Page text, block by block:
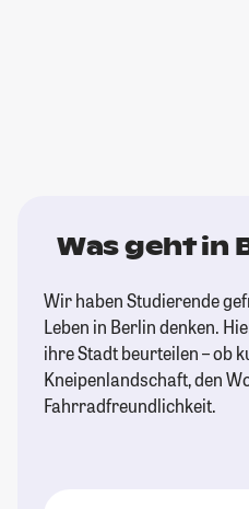
Was geht in
Wir haben Studierende
Leben in Berlin denken.
ihre Stadt beurteilen – ob
Kneipenlandschaft, den
Fahrradfreundlichkeit.